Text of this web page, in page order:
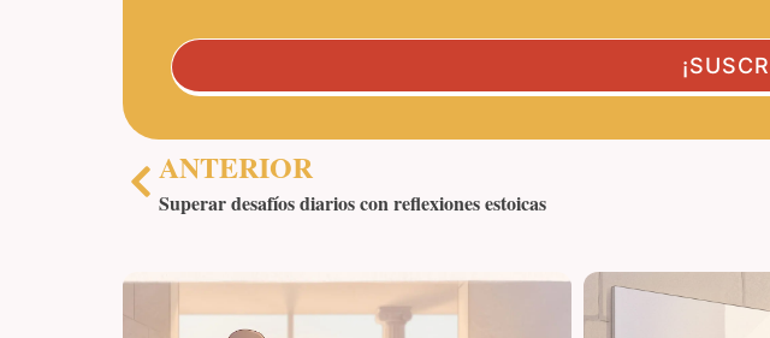
ANTERIOR
Superar desafíos diarios con reflexiones estoicas